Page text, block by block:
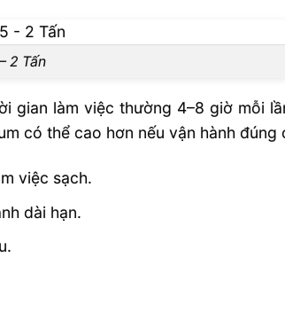
2 Tấn
gian làm việc thường 4–8 giờ mỗi
có thể cao hơn nếu vận hành đúng
việc sạch.
dài hạn.